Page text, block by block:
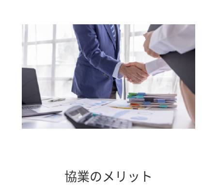
協業のメリット